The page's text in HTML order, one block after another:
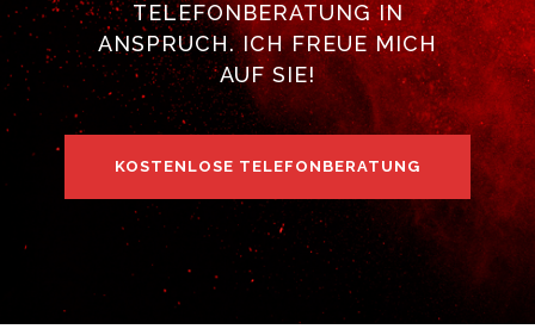
TELEFONBERATUNG IN
ANSPRUCH. ICH FREUE MICH
AUF SIE!
KOSTENLOSE TELEFONBERATUNG